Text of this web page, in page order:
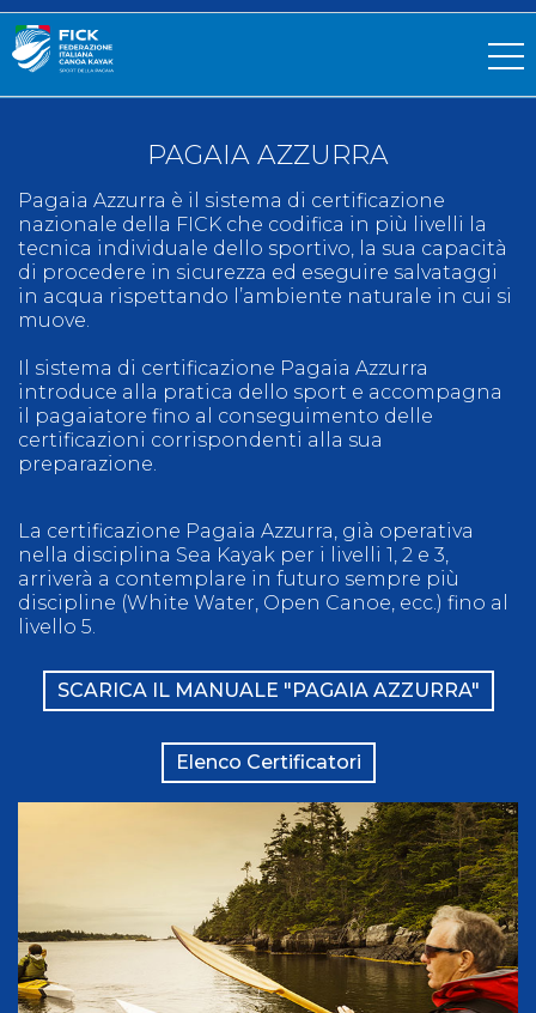
PAGAIA AZZURRA
Pagaia Azzurra è il sistema di certificazione
nazionale della FICK che codifica in più livelli la
tecnica individuale dello sportivo, la sua capacità
di procedere in sicurezza ed eseguire salvataggi
in acqua rispettando l’ambiente naturale in cui si
muove.
Il sistema di certificazione Pagaia Azzurra
introduce alla pratica dello sport e accompagna
il pagaiatore fino al conseguimento delle
certificazioni corrispondenti alla sua
preparazione.
La certificazione Pagaia Azzurra, già operativa
nella disciplina Sea Kayak per i livelli 1, 2 e 3,
arriverà a contemplare in futuro sempre più
discipline (White Water, Open Canoe, ecc.) fino al
livello 5.
SCARICA IL MANUALE "PAGAIA AZZURRA"
Elenco Certificatori